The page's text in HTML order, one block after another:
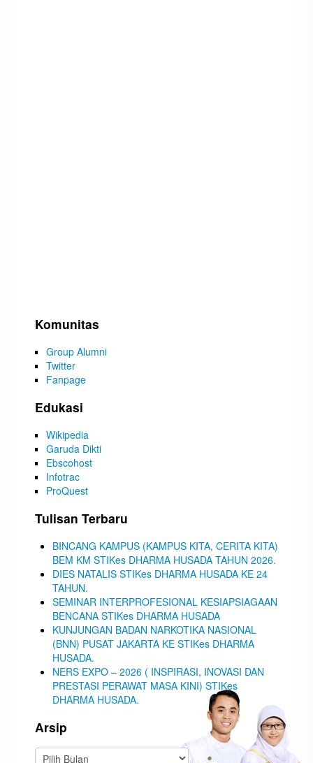
Komunitas
Group Alumni
Twitter
Fanpage
Edukasi
Wikipedia
Garuda Dikti
Ebscohost
Infotrac
ProQuest
Tulisan Terbaru
BINCANG KAMPUS (KAMPUS KITA, CERITA KITA)
BEM KM STIKes DHARMA HUSADA TAHUN 2026.
DIES NATALIS STIKes DHARMA HUSADA KE 24
TAHUN.
SEMINAR INTERPROFESIONAL KESIAPSIAGAAN
BENCANA STIKes DHARMA HUSADA
KUNJUNGAN BADAN NARKOTIKA NASIONAL
(BNN) PUSAT JAKARTA KE STIKes DHARMA
HUSADA.
NERS EXPO – 2026 ( INSPIRASI, INOVASI DAN
PRESTASI PERAWAT MASA KINI) STIKes
DHARMA HUSADA.
Arsip